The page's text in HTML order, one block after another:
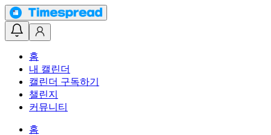
홈
내 캘린더
캘린더 구독하기
챌린지
커뮤니티
홈